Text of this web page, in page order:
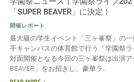
「SUPER BEAVER」に決定！
開催レポート
最大級の学生イベント「三ヶ峯祭」の
手キャンパスの体育館で行う『学園祭
対面開催となる今回の三ヶ峯祭は出演ア
BEAVER」をお招きし、豪華ラ...